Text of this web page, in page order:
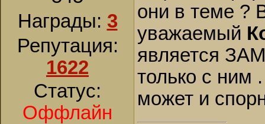
Награды: 3
Репутация:
1622
Статус:
Оффлайн
они в теме ?
уважаемый
является
только с ним
может и